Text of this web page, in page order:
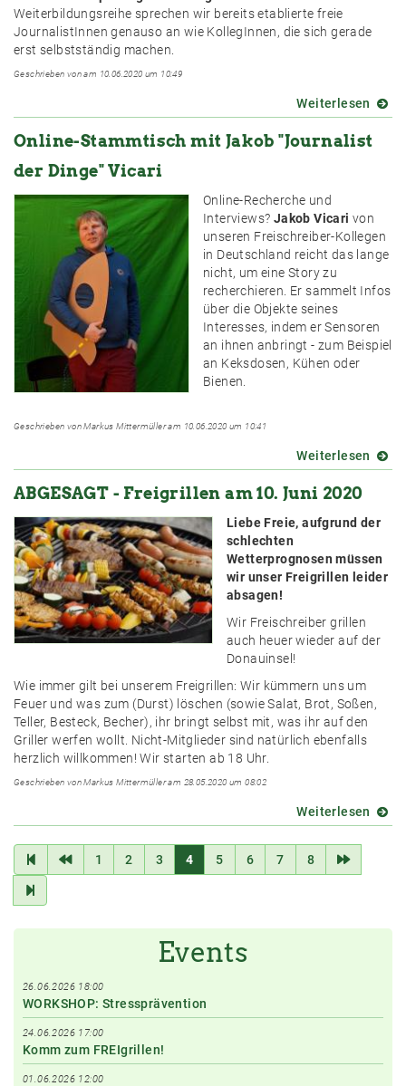
Weiterbildungsreihe sprechen wir bereits etablierte freie
JournalistInnen genauso an wie KollegInnen, die sich gerade
erst selbstständig machen.
Geschrieben von am 10.06.2020 um 10:49
Weiterlesen über
Wir
mit
dem
30.
Juni
Online-Stammtisch mit Jakob "Journalist
der Dinge" Vicari
Online-Recherche und
Interviews? Jakob Vicari von
unseren Freischreiber-Kollegen
in Deutschland reicht das lange
nicht, um eine Story zu
recherchieren. Er sammelt Infos
über die Objekte seines
Interesses, indem er Sensoren
an ihnen anbringt - zum Beispiel
an Keksdosen, Kühen oder
Bienen.
Geschrieben von Markus Mittermüller am 10.06.2020 um 10:41
Weiterlesen über
der
ABGESAGT - Freigrillen am 10. Juni 2020
Liebe Freie, aufgrund der
schlechten
Wetterprognosen müssen
wir unser Freigrillen leider
absagen!
Wir Freischreiber grillen
auch heuer wieder auf der
Donauinsel!
Wie immer gilt bei unserem Freigrillen: Wir kümmern uns um
Feuer und was zum (Durst) löschen (sowie Salat, Brot, Soßen,
Teller, Besteck, Becher), ihr bringt selbst mit, was ihr auf den
Grillerwerfen wollt. Nicht-Mitglieder sind natürlich ebenfalls
herzlich willkommen! Wir starten ab 18 Uhr.
Geschrieben von Markus Mittermüller am 28.05.2020 um 08:02
Weiterlesen über
1 2 3 4 5 6 7 8
Events
26.06.2026 18:00
WORKSHOP: Stressprävention
24.06.2026 17:00
Komm zum FREIgrillen!
01.06.2026 12:00